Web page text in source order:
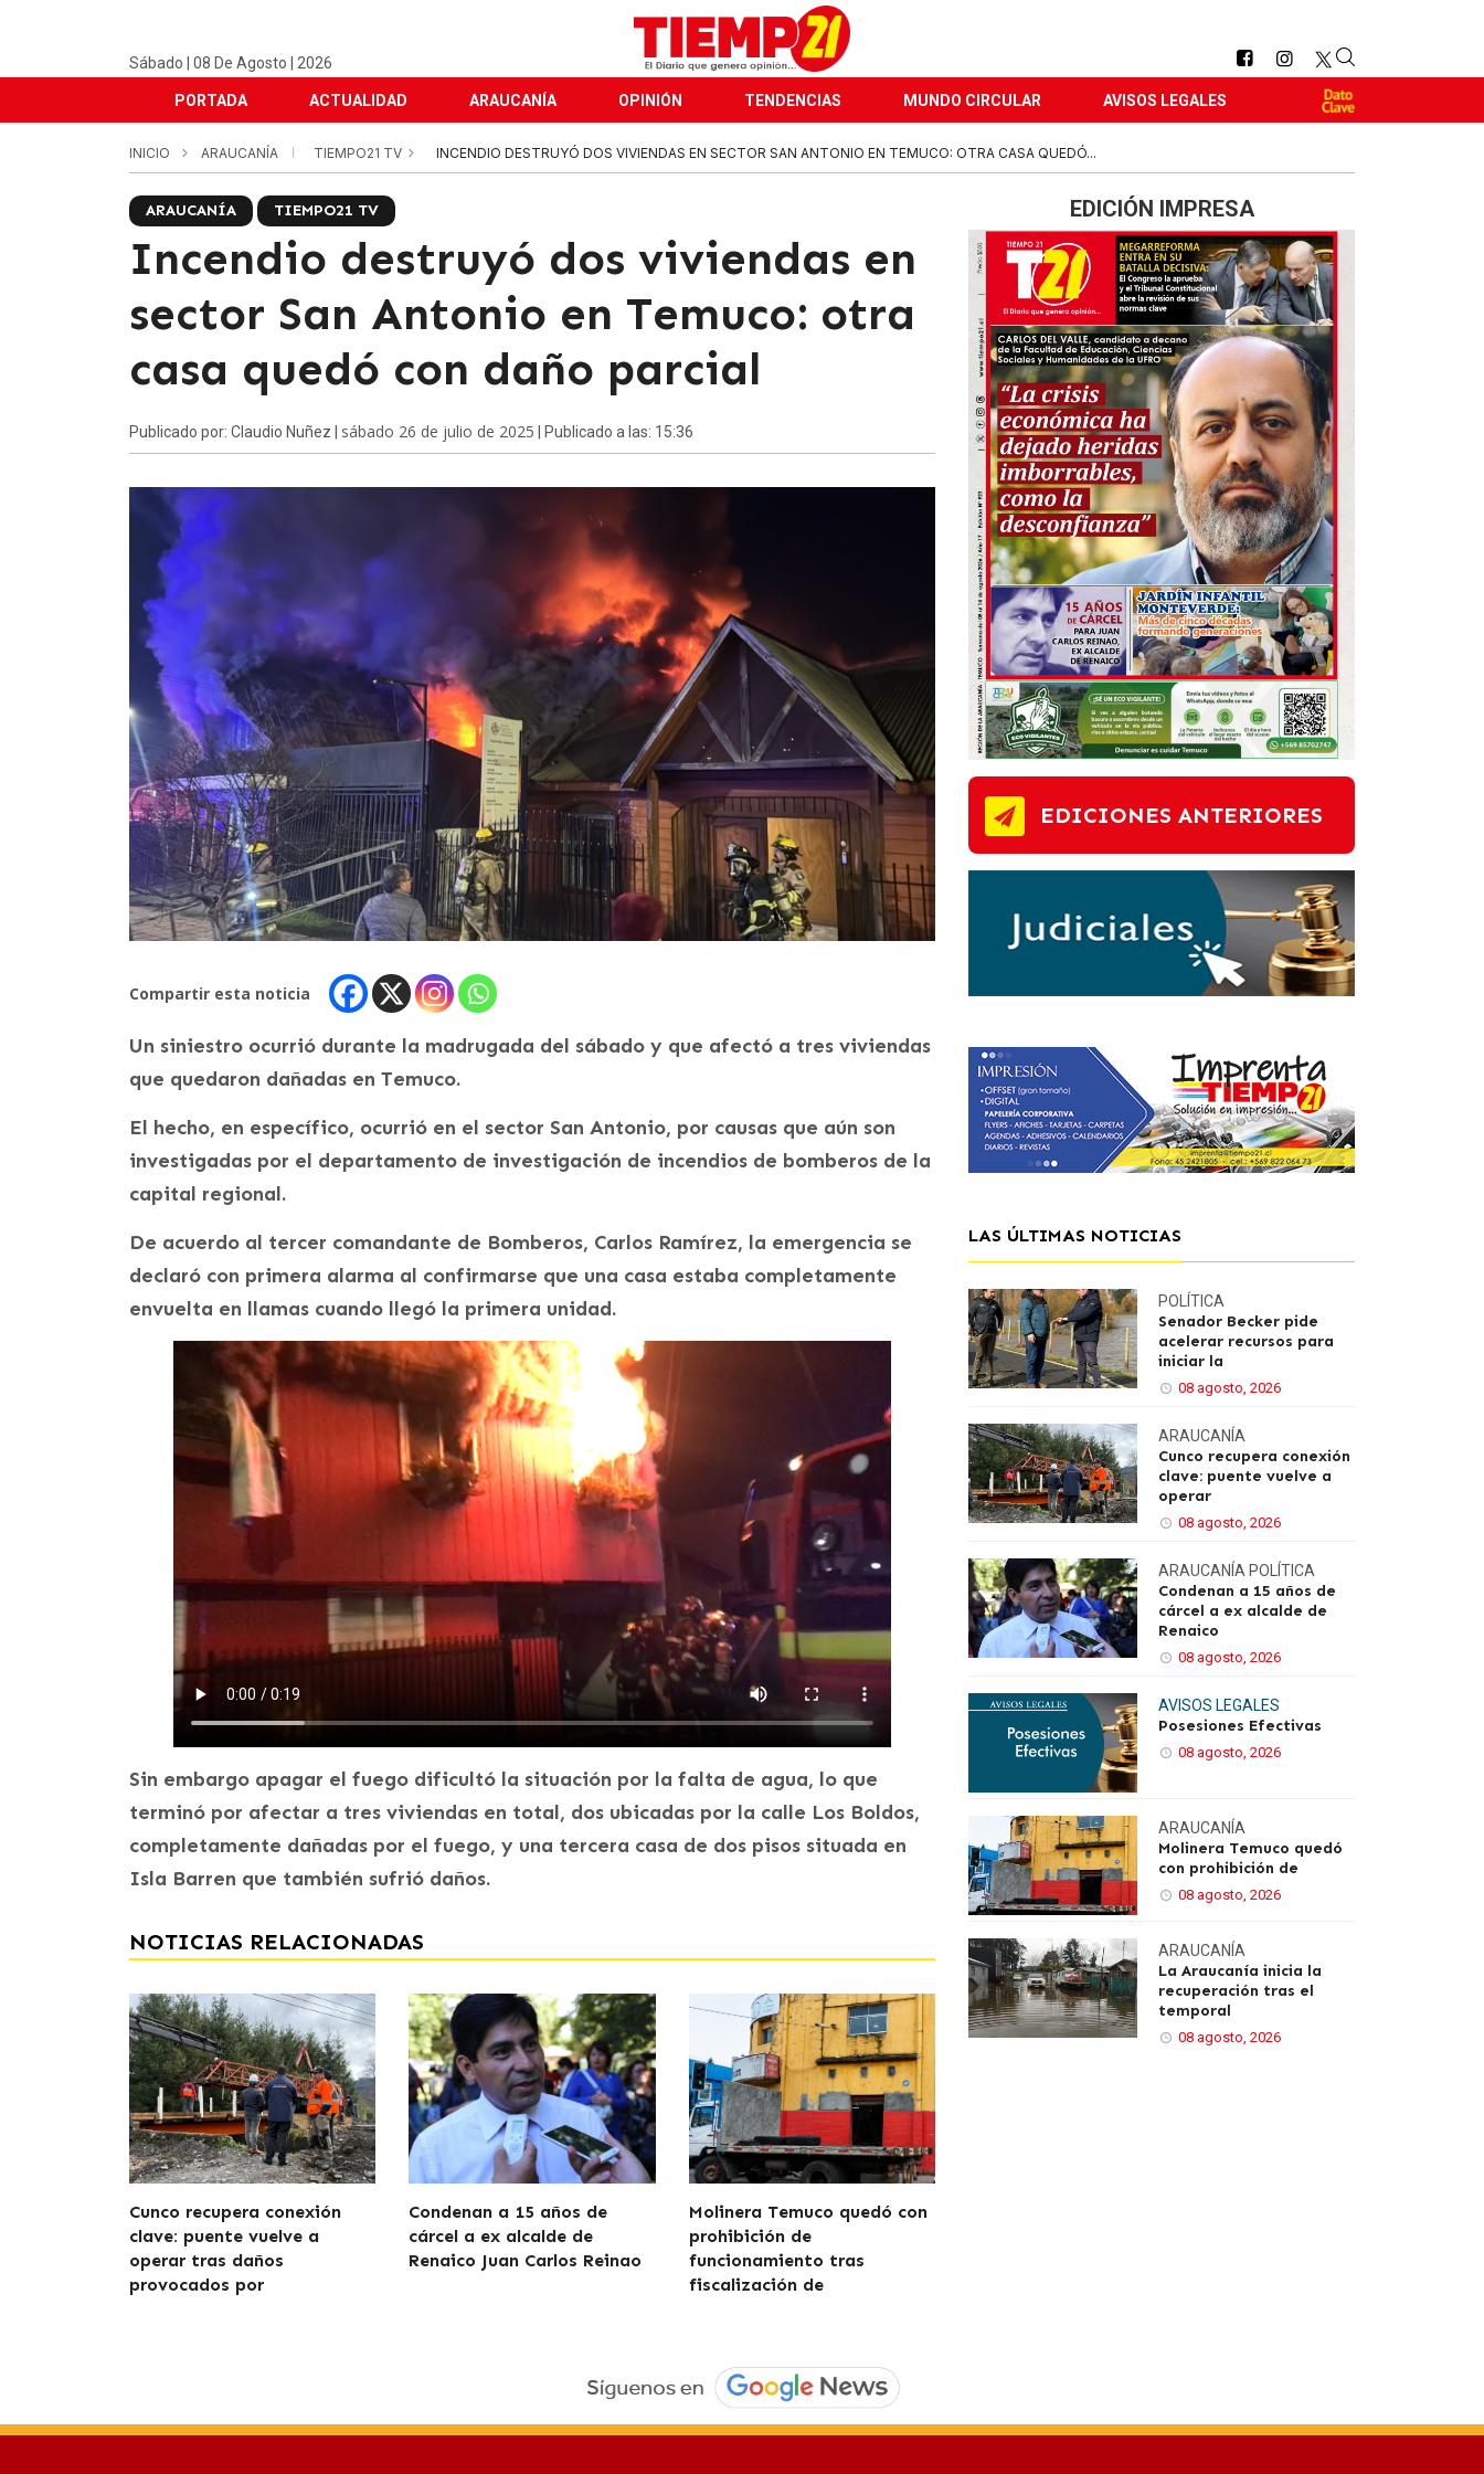
Sábado | 08 De Agosto | 2026
PORTADA ACTUALIDAD ARAUCANÍA OPINIÓN TENDENCIAS MUNDO CIRCULAR AVISOS LEGALES
INICIO ARAUCANÍA TIEMPO21 TV INCENDIO DESTRUYÓ DOS VIVIENDAS EN SECTOR SAN ANTONIO EN TEMUCO: OTRA CASA QUEDÓ...
ARAUCANÍA TIEMPO21 TV
Incendio destruyó dos viviendas en
sector San Antonio en Temuco: otra
casa quedó con daño parcial
Publicado por: Claudio Nuñez | sábado 26 de julio de 2025 | Publicado a las: 15:36
Compartir esta noticia
Un siniestro ocurrió durante la madrugada del sábado y que afectó a tres viviendas
que quedaron dañadas en Temuco.
El hecho, en específico, ocurrió en el sector San Antonio, por causas que aún son
investigadas por el departamento de investigación de incendios de bomberos de la
capital regional.
De acuerdo al tercer comandante de Bomberos, Carlos Ramírez, la emergencia se
declaró con primera alarma al confirmarse que una casa estaba completamente
envuelta en llamas cuando llegó la primera unidad.
Sin embargo apagar el fuego dificultó la situación por la falta de agua, lo que
terminó por afectar a tres viviendas en total, dos ubicadas por la calle Los Boldos,
completamente dañadas por el fuego, y una tercera casa de dos pisos situada en
Isla Barren que también sufrió daños.
NOTICIAS RELACIONADAS
Cunco recupera conexión
clave: puente vuelve a
operar tras daños
provocados por
Condenan a 15 años de
cárcel a ex alcalde de
Renaico Juan Carlos Reinao
Molinera Temuco quedó con
prohibición de
funcionamiento tras
fiscalización de
EDICIÓN IMPRESA
EDICIONES ANTERIORES
LAS ÚLTIMAS NOTICIAS
POLÍTICA
Senador Becker pide
acelerar recursos para
iniciar la
08 agosto, 2026
ARAUCANÍA
Cunco recupera conexión
clave: puente vuelve a
operar
08 agosto, 2026
ARAUCANÍA POLÍTICA
Condenan a 15 años de
cárcel a ex alcalde de
Renaico
08 agosto, 2026
AVISOS LEGALES
Posesiones Efectivas
08 agosto, 2026
ARAUCANÍA
Molinera Temuco quedó
con prohibición de
08 agosto, 2026
ARAUCANÍA
La Araucanía inicia la
recuperación tras el
temporal
08 agosto, 2026